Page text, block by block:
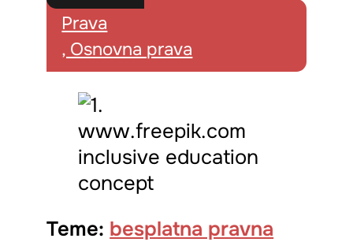
Prava
, Osnovna prava
Teme: besplatna pravna